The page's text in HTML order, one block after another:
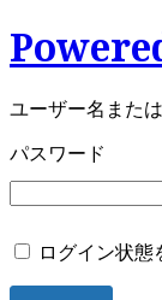
ユーザー名また
パスワード
ログイン状態